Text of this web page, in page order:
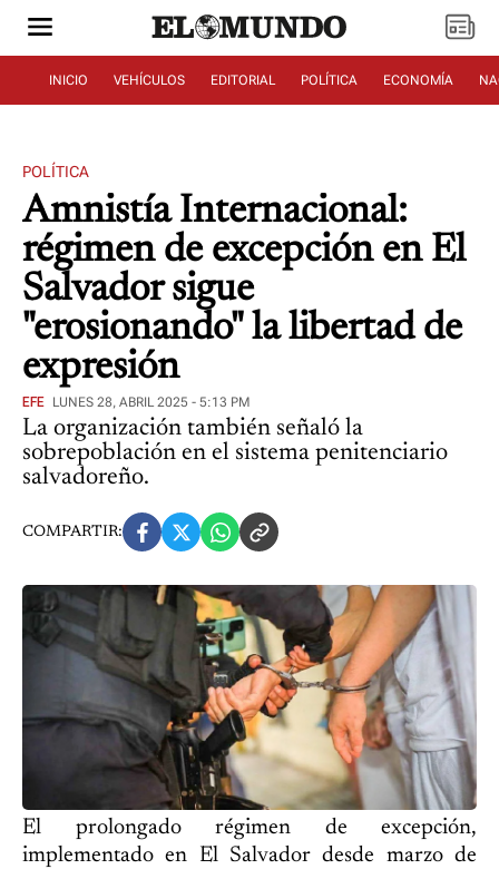
INICIO VEHÍCULOS EDITORIAL POLÍTICA ECONOMÍA
POLÍTICA
Amnistía Internacional:
régimen de excepción en El
Salvador sigue
"erosionando" la libertad de
expresión
EFE LUNES 28, ABRIL 2025 - 5:13 PM
La organización también señaló la
sobrepoblación en el sistema penitenciario
salvadoreño.
COMPARTIR:
El prolongado régimen de excepción,
implementado en El Salvador desde marzo de